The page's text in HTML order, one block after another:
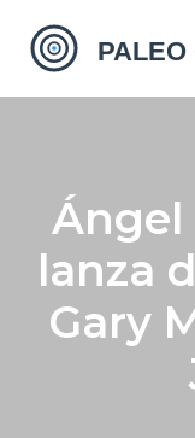
Ángel
lanza
Gary